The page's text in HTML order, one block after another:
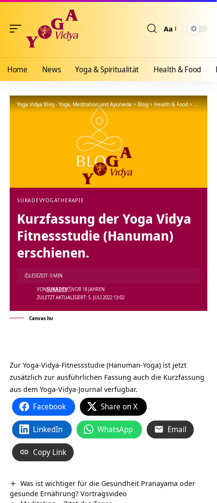
Aa
Home News Yoga & Spiritualität Health & Food
Yoga Vidya Blog - Yoga, Meditation und Ayurveda>Blog>Health & Food>
SUKADEVYOGATHERAPIE
Kurzfassung der Yoga Vidya
Fitnessstudie (Hanuman)
erschienen.
ZULETZT AKTUALISIERT: 5. JULI 2022 13:02
VONSUKADEV VOR 18 JAHREN
LESEZEIT: 0 MIN
Canvas hu
Zur Yoga-Vidya-Fitnessstudie (Hanuman-Yoga) ist jetzt
zusätzlich zur ausführlichen Fassung auch die Kurzfassung
aus dem Yoga-Vidya-Journal verfügbar.
Facebook Share on X
LinkedIn WhatsApp Email
Copy Link
Was ist wichtiger für die Gesundheit Pranayama oder
gesunde Ernährung? Vortragsvideo